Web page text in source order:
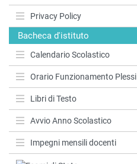
Privacy Policy
Bacheca d'istituto
Calendario Scolastico
Orario Funzionamento Plessi
Libri di Testo
Avvio Anno Scolastico
Impegni mensili docenti